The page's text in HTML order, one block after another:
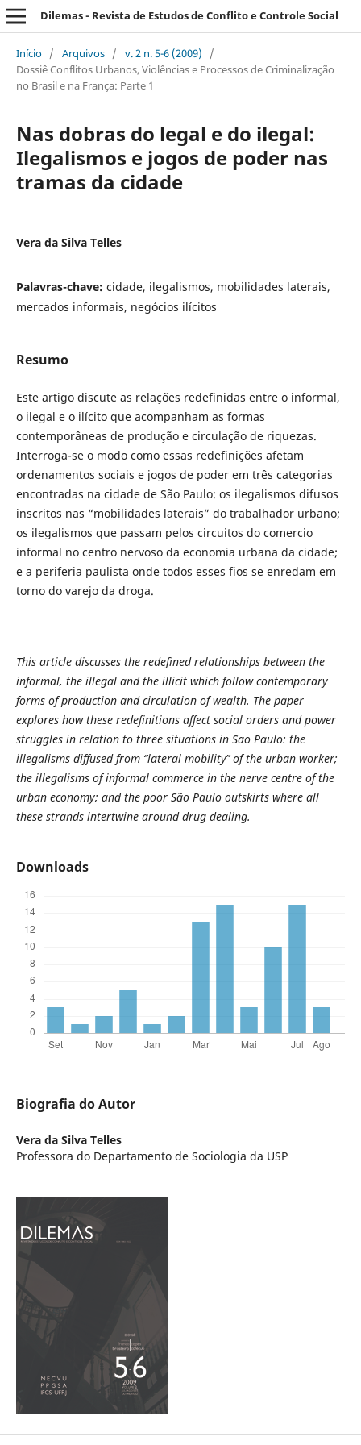
Dilemas - Revista de Estudos de Conflito e Controle Social
Início / Arquivos / v. 2 n. 5-6 (2009)
/
Dossiê Conflitos Urbanos, Violências e Processos de Criminalização
no Brasil e na França: Parte 1
Nas dobras do legal e do ilegal:
Ilegalismos e jogos de poder nas
tramas da cidade
Vera da Silva Telles
Palavras-chave: cidade, ilegalismos, mobilidades laterais,
mercados informais, negócios ilícitos
Resumo
Este artigo discute as relações redefinidas entre o informal,
o ilegal e o ilícito que acompanham as formas
contemporâneas de produção e circulação de riquezas.
Interroga-se o modo como essas redefinições afetam
ordenamentos sociais e jogos de poder em três categorias
encontradas na cidade de São Paulo: os ilegalismos difusos
inscritos nas “mobilidades laterais” do trabalhador urbano;
os ilegalismos que passam pelos circuitos do comercio
informal no centro nervoso da economia urbana da cidade;
e a periferia paulista onde todos esses fios se enredam em
torno do varejo da droga.
This article discusses the redefined relationships between the
informal, the illegal and the illicit which follow contemporary
forms ofproduction and circulation of wealth. The paper
explores how these redefinitions affect social orders and power
struggles in relation to three situations in Sao Paulo: the
illegalisms diffused from “lateral mobility” of the urban worker;
the illegalisms of informal commerce in the nerve centre of the
urban economy; andthe poor São Paulo outskirts where all
these strands intertwine around drug dealing.
Downloads
Biografia do Autor
Vera da Silva Telles
Professora do Departamento de Sociologia da USP